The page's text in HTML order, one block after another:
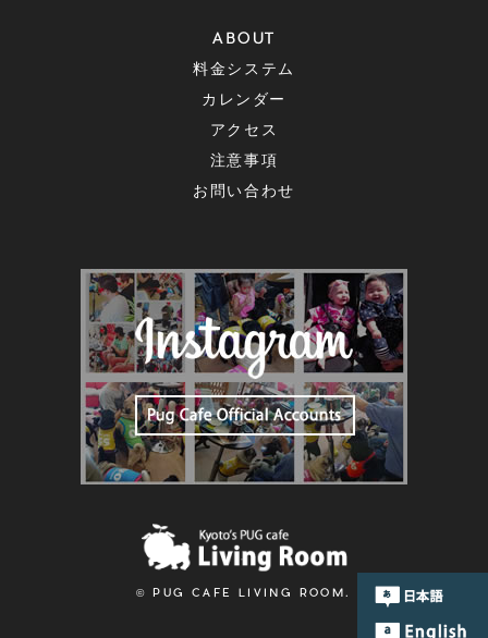
ABOUT
料金システム
カレンダー
アクセス
注意事項
お問い合わせ
© PUG CAFE LIVING ROOM.